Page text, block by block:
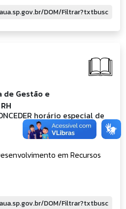
de Gestão e
horário especial de
em Recursos